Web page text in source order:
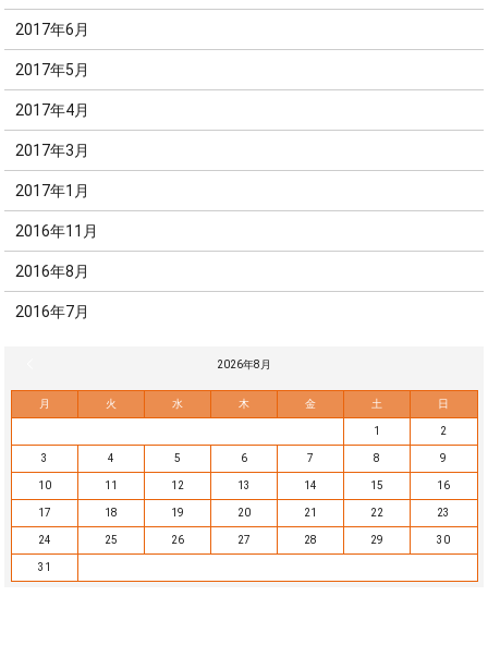
2017年6月
2017年5月
2017年4月
2017年3月
2017年1月
2016年11月
2016年8月
2016年7月
2026年8月
月 火 水 木 金 土 日
1 2
3 4 5 6 7 8 9
10 11 12 13 14 15 16
17 18 19 20 21 22 23
24 25 26 27 28 29 30
31